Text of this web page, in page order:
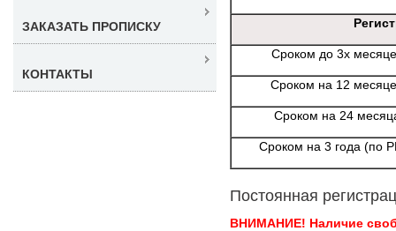
Сроком до 3х
Сроком на 12
Сроком на 24
Сроком на 3 года (по
Постоянная
ВНИМАНИЕ! Наличие
ЗАКАЗАТЬ ПРОПИСКУ
КОНТАКТЫ